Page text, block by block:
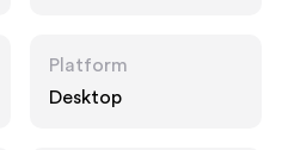
Platform
Desktop